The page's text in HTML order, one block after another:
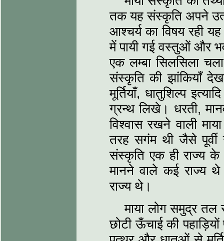
तक यह संस्कृति अपने
आश्चर्य का विषय रही
में पायी गई वस्तुओं और
एक लम्बा सिलसिला
संस्कृति की झांकियाँ
मूर्तियाँ, धातुशिल्प
ग्रन्थ लिखे। धरती,
विश्वास रखने वाली
तरह सगंम थी जैसे
संस्कृति एक ही राज्य
मानने वाले कई राज्य
राज्य थे।
माया लोग समुद्र
छोटी ऊँचाई की